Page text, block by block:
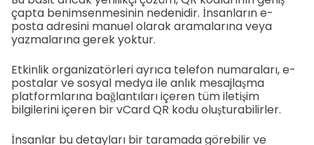
çapta benimsenmesinin nedenidir. İnsanların e-
posta adresini manuel olarak aramalarına veya
yazmalarına gerek yoktur.
Etkinlik organizatörleri ayrıca telefon numaraları, e-
postalar ve sosyal medya ile anlık mesajlaşma
platformlarına bağlantıları içeren tüm iletişim
bilgilerini içeren bir vCard QR kodu oluşturabilirler.
İnsanlar bu detayları bir taramada görebilir ve